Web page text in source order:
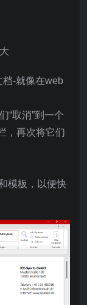
档-就像在web
“取消”到一个
，再次将它们
模板，以便快